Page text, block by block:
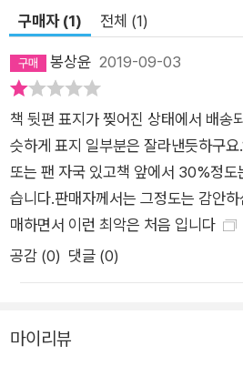
서는 연관 규칙 마이닝을 통해 동시
의 구매 행동을 이해하기 위한 마켓
친밀도 분석과 관련된 다른 영역의 접
다. 6장, '아파치 마홋을 이용한 추천 엔
의 원칙을 이해하기 위한 기본 개념을
터링, 협업적 추천 알고리즘 등 아파치
플리케이션을 만든다. 7장, '사기와 이
행동, 의심 행동 패턴 감지의 배경에
보험 청구 행위의 감지, 웹사이트 트래
등 두 개의 실용적인 애플리케이션 개
라이브러리를 이용해서 심층 학습 구
기로 작성된 숫자 인식 기법에 대해
구매자 (1) 전체 (1)
봉상윤 2019-09-03
책 뒷편 표지가 찢어진 상태에서 배송
슷하게 표지 일부분은 잘라낸듯하구
또는 팬 자국 있고책 앞에서 30%정도
습니다.판매자께서는 그정도는 감안
매하면서 이런 최악은 처음 입니다
공감 (0) 댓글 (0)
마이리뷰